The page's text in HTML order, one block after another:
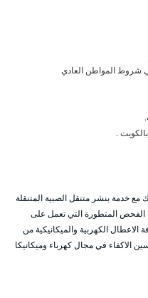
شروط المواطن العادي
.
خدمة بنشر متنقل الصبية المتنقلة
الفحص المتطورة التي تعمل على
الكهربية والميكانيكية من
الاكفاء في مجال كهرباء وميكانيكا